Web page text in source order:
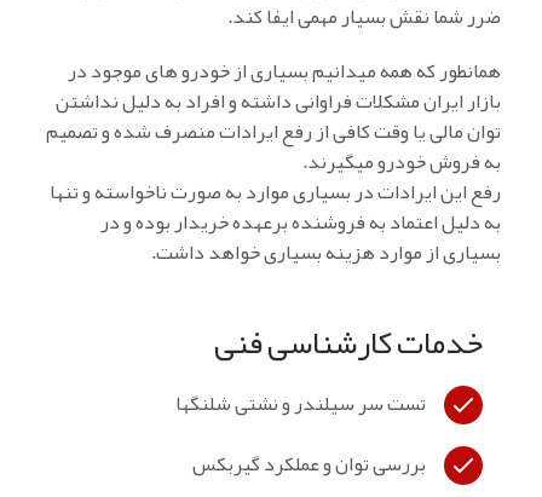
ضرر شما نقش بسیار مهمی ایفا کند.
همانطور که همه میدانیم بسیاری از خودرو های موجود در
بازار ایران مشکلات فراوانی داشته و افراد به دلیل نداشتن
توان مالی یا وقت کافی از رفع ایرادات منصرف شده و تصمیم
به فروش خودرو میگیرند.
رفع این ایرادات در بسیاری موارد به صورت ناخواسته و تنها
به دلیل اعتماد به فروشنده برعهده خریدار بوده و در
بسیاری از موارد هزینه بسیاری خواهد داشت.
خدمات کارشناسی فنی
تست سر سیلندر و نشتی شلنگها
بررسی توان و عملکرد گیربکس